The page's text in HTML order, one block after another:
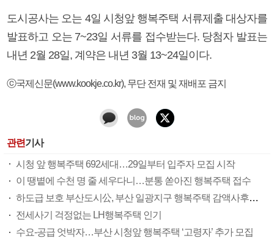
도시공사는 오는 4일 시청앞 행복주택 서류제출 대상자를
발표하고 오는 7~23일 서류를 접수받는다. 당첨자 발표는
내년 2월 28일, 계약은 내년 3월 13~24일이다.
ⓒ국제신문(www.kookje.co.kr), 무단 전재 및 재배포 금지
관련기사
시청 앞 행복주택 692세대…29일부터 입주자 모집 시작
이 땡볕에 수천 명 줄 세우다니…분통 쏟아진 행복주택 접수
하도급 보호 부산도시公, 부산 일광지구 행복주택 감액사후확인제 첫 적용
전세사기 걱정없는 LH행복주택 인기
수요-공급 엇박자…부산 시청앞 행복주택 ‘고령자’ 추가 모집